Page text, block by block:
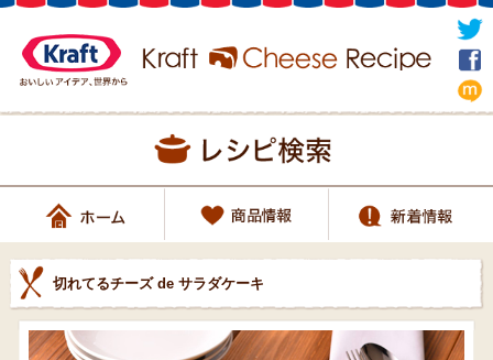
切れてるチーズ de サラダケーキ